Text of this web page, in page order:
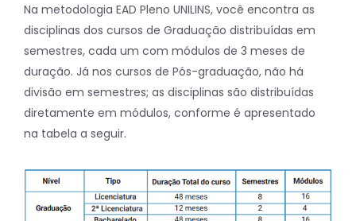
Na metodologia EAD Pleno UNILINS, você encontra as
disciplinas dos cursos de Graduação distribuídas em
semestres, cada um com módulos de 3 meses de
duração. Já nos cursos de Pós-graduação, não há
divisão em semestres; as disciplinas são distribuídas
diretamente em módulos, conforme é apresentado
na tabela a seguir.